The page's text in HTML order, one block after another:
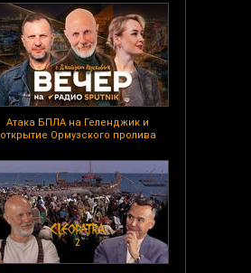
Атака БПЛА на Геленджик и
открытие Ормузского пролива